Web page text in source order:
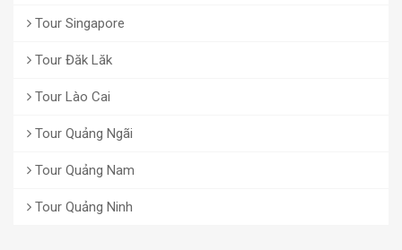
Tour Singapore
Tour Đăk Lăk
Tour Lào Cai
Tour Quảng Ngãi
Tour Quảng Nam
Tour Quảng Ninh